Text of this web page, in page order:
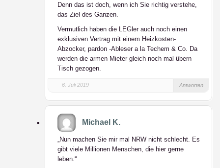
Denn das ist doch, wenn ich Sie richtig verstehe,
das Ziel des Ganzen.
Vermutlich haben die LEGler auch noch einen
exklusiven Vertrag mit einem Heizkosten-
Abzocker, pardon -Ableser a la Techem & Co. Da
werden die armen Mieter gleich noch mal übern
Tisch gezogen.
6. Juli 2019 Antworten
Michael K.
„Nun machen Sie mir mal NRW nicht schlecht. Es
gibt viele Millionen Menschen, die hier gerne
leben.“